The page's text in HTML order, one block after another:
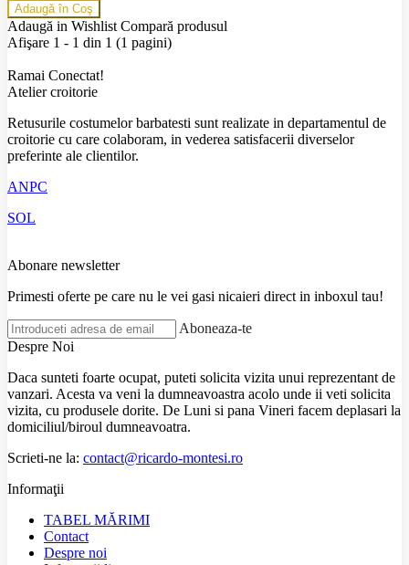
Adaugă în Coş
Adaugă in Wishlist Compară produsul
Afişare 1 - 1 din 1 (1 pagini)
Ramai Conectat!
Atelier croitorie
Retusurile costumelor barbatesti sunt realizate in departamentul de
croitorie cu care colaboram, in vederea satisfacerii diverselor
preferinte ale clientilor.
ANPC
SOL
Abonare newsletter
Primesti oferte pe care nu le vei gasi nicaieri direct in inboxul tau!
Aboneaza-te
Despre Noi
Daca sunteti foarte ocupat, puteti solicita vizita unui reprezentant de
vanzari. Acesta va veni la dumneavoastra acolo unde ii veti solicita
vizita, cu produsele dorite. De Luni si pana Vineri facem deplasari la
domiciliul/biroul dumneavoatra.
Scrieti-ne la: contact@ricardo-montesi.ro
Informaţii
TABEL MĂRIMI
Contact
Despre noi